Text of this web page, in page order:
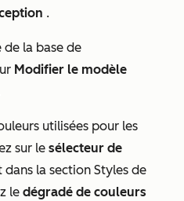
.
la base de
Modifier le modèle
utilisées pour les
sur le sélecteur de
la section Styles de
le dégradé de couleurs